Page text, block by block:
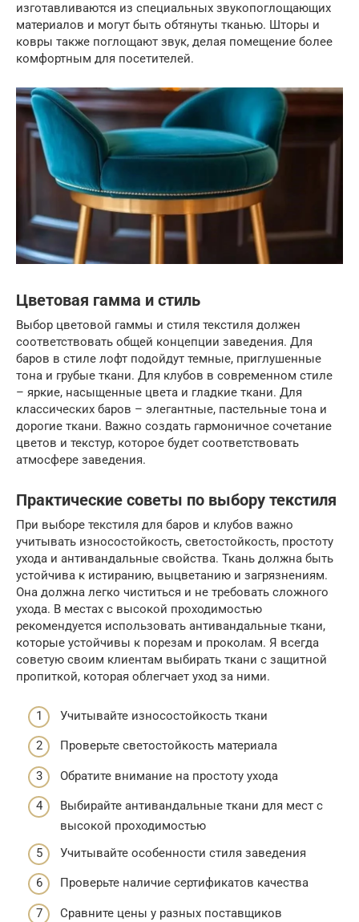
изготавливаются из специальных звукопоглощающих
материалов и могут быть обтянуты тканью. Шторы и
ковры также поглощают звук, делая помещение более
комфортным для посетителей.
Цветовая гамма и стиль
Выбор цветовой гаммы и стиля текстиля должен
соответствовать общей концепции заведения. Для
баров в стиле лофт подойдут темные, приглушенные
тона и грубые ткани. Для клубов в современном стиле
– яркие, насыщенные цвета и гладкие ткани. Для
классических баров – элегантные, пастельные тона и
дорогие ткани. Важно создать гармоничное сочетание
цветов и текстур, которое будет соответствовать
атмосфере заведения.
Практические советы по выбору текстиля
При выборе текстиля для баров и клубов важно
учитывать износостойкость, светостойкость, простоту
ухода и антивандальные свойства. Ткань должна быть
устойчива к истиранию, выцветанию и загрязнениям.
Она должна легко чиститься и не требовать сложного
ухода. В местах с высокой проходимостью
рекомендуется использовать антивандальные ткани,
которые устойчивы к порезам и проколам. Я всегда
советую своим клиентам выбирать ткани с защитной
пропиткой, которая облегчает уход за ними.
Учитывайте износостойкость ткани
Проверьте светостойкость материала
Обратите внимание на простоту ухода
Выбирайте антивандальные ткани для мест с
высокой проходимостью
Учитывайте особенности стиля заведения
Проверьте наличие сертификатов качества
Сравните цены у разных поставщиков